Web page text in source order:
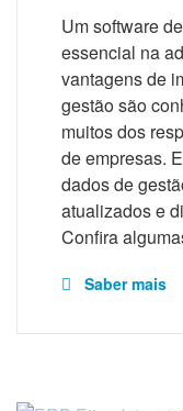
Um software
essencial na
vantagens de
gestão são
muitos dos
de empresas.
dados de
atualizados e
Confira
Saber mais